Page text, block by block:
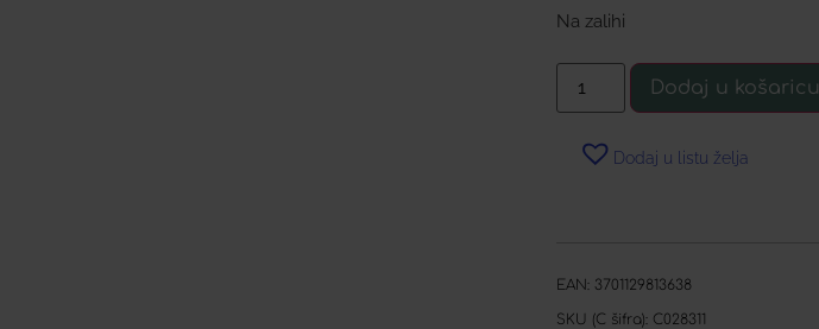
Na zalihi
Dodaj u košaricu
Dodaj u listu želja
EAN: 3701129813638
SKU (C šifra): C028311